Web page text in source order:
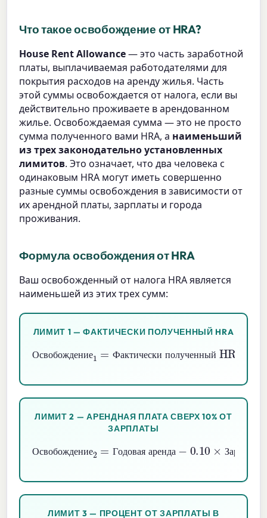
Что такое освобождение от HRA?
House Rent Allowance— это часть заработной
платы, выплачиваемая работодателями для
покрытия расходов на аренду жилья. Часть
этой суммы освобождается от налога, если вы
действительно проживаете в арендованном
жилье. Освобождаемая сумма — это не просто
сумма полученного вами HRA, а наименьший
из трех законодательно установленных
лимитов. Это означает, что два человека с
одинаковым HRA могут иметь совершенно
разные суммы освобождения в зависимости от
их арендной платы, зарплаты и города
проживания.
Формула освобождения от HRA
Ваш освобожденный от налога HRA является
наименьшей из этих трех сумм:
ЛИМИТ 1 — ФАКТИЧЕСКИ ПОЛУЧЕННЫЙ HRA
О св о б ожд ени е Ф акт и чески п о лу чен н ый
Освобождение1=
Фактически полученный HRA
ЛИМИТ 2 — АРЕНДНАЯ ПЛАТА СВЕРХ 10% ОТ
ЗАРПЛАТЫ
О св о б ожд ени е Г о до в ая ар ен да З ар
Освобождение 2=
Годовая аренда −0.10× Зарплата
ЛИМИТ 3 — ПРОЦЕНТ ОТ ЗАРПЛАТЫ В